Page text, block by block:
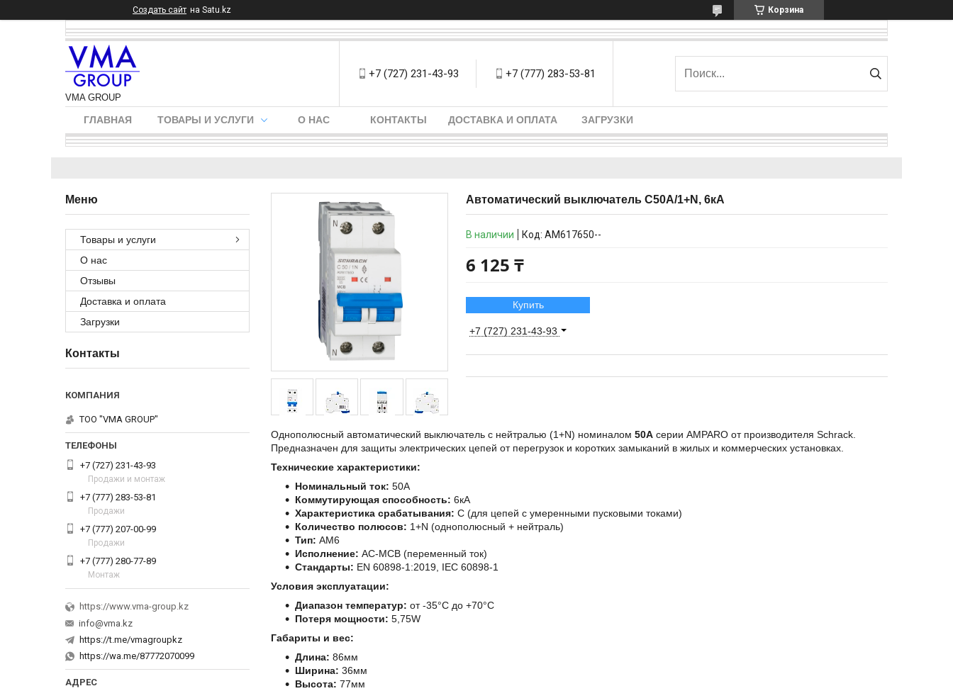
Создать сайт на Satu.kz Корзина
VMA GROUP
+7 (727) 231-43-93 +7 (777) 283-53-81
ГЛАВНАЯ ТОВАРЫ И УСЛУГИ О НАС КОНТАКТЫ ДОСТАВКА И ОПЛАТА ЗАГРУЗКИ
Автоматический выключатель C50А/1+N, 6кА
В наличии Код: AM617650--
6 125 ₸
Купить
+7 (727) 231-43-93
Однополюсный автоматический выключатель с нейтралью (1+N) номиналом 50А серии AMPARO от производителя Schrack.
Предназначен для защиты электрических цепей от перегрузок и коротких замыканий в жилых и коммерческих установках.
Технические характеристики:
Номинальный ток: 50A
Коммутирующая способность: 6кА
Характеристика срабатывания: C (для цепей с умеренными пусковыми токами)
Количество полюсов: 1+N (однополюсный + нейтраль)
Тип: AM6
Исполнение: AC-MCB (переменный ток)
Стандарты: EN 60898-1:2019, IEC 60898-1
Условия эксплуатации:
Диапазон температур: от -35°C до +70°C
Потеря мощности: 5,75W
Габариты и вес:
Длина: 86мм
Ширина: 36мм
Высота: 77мм
Товары и услуги
О нас
Отзывы
Доставка и оплата
Загрузки
Контакты
ТОО "VMA GROUP"
+7 (727) 231-43-93
Продажи и монтаж
+7 (777) 283-53-81
Продажи
+7 (777) 207-00-99
Продажи
+7 (777) 280-77-89
Монтаж
https://www.vma-group.kz
info@vma.kz
https://t.me/vmagroupkz
https://wa.me/87772070099